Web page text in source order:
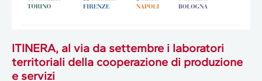
ITINERA, al via da settembre i laboratori
territoriali della cooperazione di produzione
e servizi